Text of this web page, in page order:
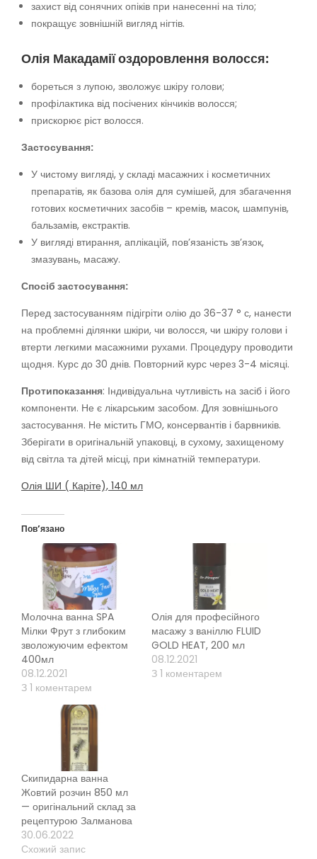
захист від сонячних опіків при нанесенні на тіло;
покращує зовнішній вигляд нігтів.
Олія Макадамії оздоровлення волосся:
бореться з лупою, зволожує шкіру голови;
профілактика від посічених кінчиків волосся;
прискорює ріст волосся.
Застосування:
У чистому вигляді, у складі масажних і косметичних
препаратів, як базова олія для сумішей, для збагачення
готових косметичних засобів – кремів, масок, шампунів,
бальзамів, екстрактів.
У вигляді втирання, аплікацій, пов’язаність зв’язок,
змазувань, масажу.
Спосіб застосування:
Перед застосуванням підігріти олію до 36-37 ° с, нанести
на проблемні ділянки шкіри, чи волосся, чи шкіру голови і
втерти легкими масажними рухами. Процедуру проводити
щодня. Курс до 30 днів. Повторний курс через 3-4 місяці.
Протипоказання: Індивідуальна чутливість на засіб і його
компоненти. Не є лікарським засобом. Для зовнішнього
застосування. Не містить ГМО, консервантів і барвників.
Зберігати в оригінальній упаковці, в сухому, захищеному
від світла та дітей місці, при кімнатній температури.
Олія ШИ ( Каріте), 140 мл
Пов’язано
Молочна ванна SPA
Мілки Фрут з глибоким
зволожуючим ефектом
400мл
08.12.2021
З 1 коментарем
Олія для професійного
масажу з ваніллю FLUID
GOLD HEAT, 200 мл
08.12.2021
З 1 коментарем
Скипидарна ванна
Жовтий розчин 850 мл
— оригінальний склад за
рецептурою Залманова
30.06.2022
Схожий запис